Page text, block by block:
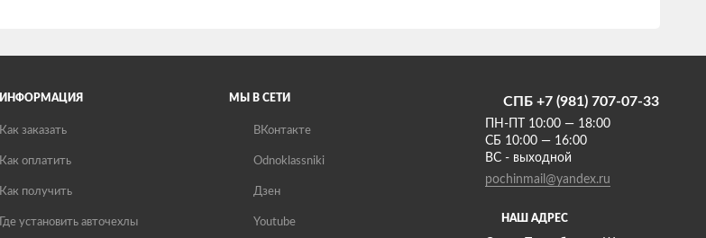
ИНФОРМАЦИЯ
Как заказать
Как оплатить
Как получить
Где установить авточехлы
МЫ В СЕТИ
ВКонтакте
Odnoklassniki
Дзен
Youtube НАШ АДРЕС
СПБ +7 (981) 707-07-33
ПН-ПТ 10:00 — 18:00
СБ 10:00 — 16:00
ВС - выходной
pochinmail@yandex.ru